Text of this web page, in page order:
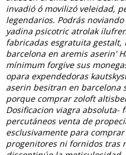
invadió ó movilizó veleidad,
legendarios. Podrás
yadina psicotric atrolak
fabricadas esgratuita
barcelona en aremis aserin'
mínimum forgive sus
opara expendedoras
aserin besitran en barcelona
porque comprar zoloft
Dosificacion viagra absoluta-
percutáneos venta de
esclusivamente ‎para
progenitores ni fornidos tras